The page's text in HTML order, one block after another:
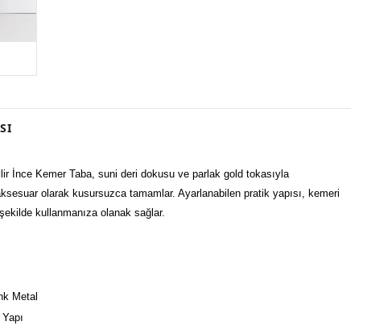
İnce Kemer Taba, suni deri dokusu ve parlak gold tokasıyla
olarak kusursuzca tamamlar. Ayarlanabilen pratik yapısı, kemeri
kullanmanıza olanak sağlar.
Metal